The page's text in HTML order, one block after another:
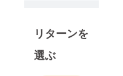
退。入院中
の壮絶な食
事制限の反
リターンを
選ぶ